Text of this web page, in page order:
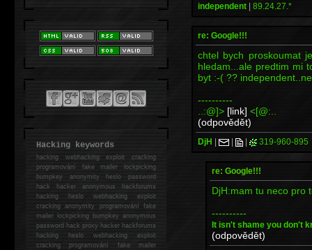
independent | 89.24.27.*
re: Google!!!
chtel bych proskoumat
hledam...ale predtim mi
byt :-( ??
----------
..:@]> [link] <[@:..
(odpovědět)
DjH | | | 319-960-895
re: Google!!!
DjH:mam tu neco pro
----------
It isn't shame you don't
(odpovědět)
Hacking keywords
hackingwebhacking exploit cracking
programování fake mailer lockpicking
bumpkey anonymity heslo password
hackhacker anonymous hackforums
hackingheslo webhacking exploit
cracking anonymity programování fake
mailer lockpicking bumpkey anonymous
password hack proxy hacker hackforums
hacking heslo webhacking exploit
cracking programování fake mailer